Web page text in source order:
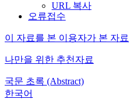
URL 복사
오류접수
이 자료를 본 이용자가 본 자료
나만을 위한 추천자료
국문 초록 (Abstract)
한국어